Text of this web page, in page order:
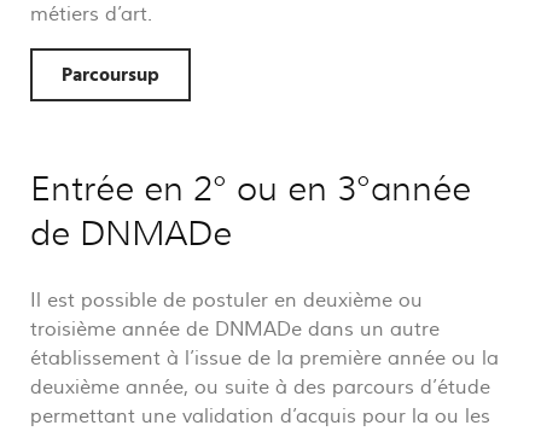
métiers d’art.
Parcoursup
Entrée en 2° ou en 3°année
de DNMADe
Il est possible de postuler en deuxième ou
troisième année de DNMADe dans un autre
établissement à l’issue de la première année ou la
deuxième année, ou suite à des parcours d’étude
permettant une validation d’acquis pour la ou les